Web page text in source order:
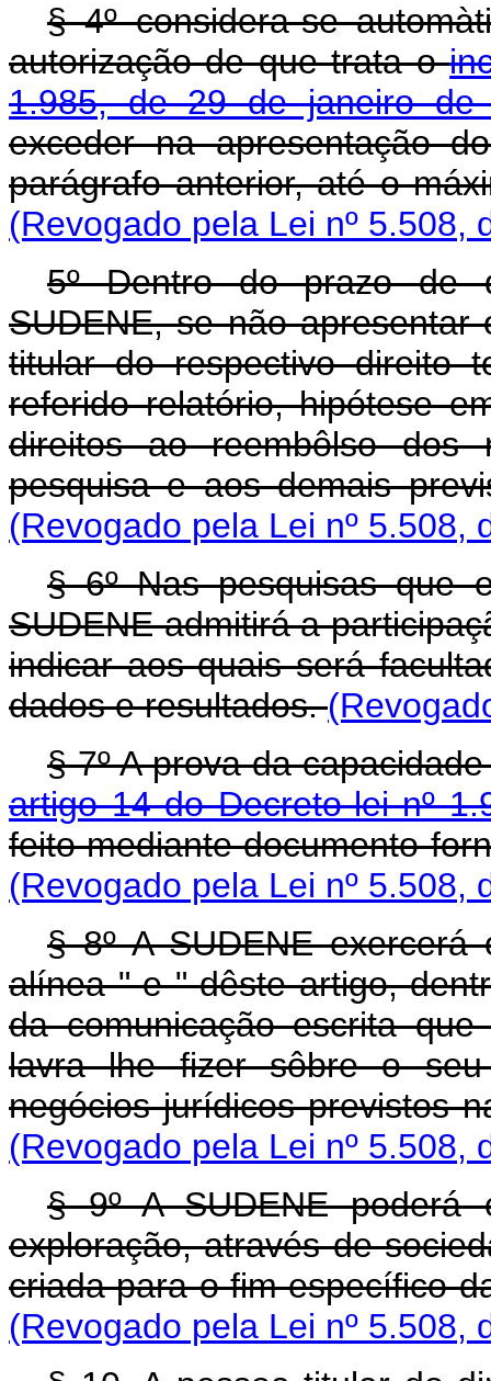
§ 4º considera-se
autorização de que trata o
1.985, de 29 de janeiro de
exceder na apresentação
parágrafo anterior, até o
(Revogado pela Lei nº 5.508,
5º Dentro do prazo de
SUDENE, se não
titular do respectivo direito
referido relatório, hipótese
direitos ao reembôlso dos
pesquisa e aos demais
(Revogado pela Lei nº 5.508,
§ 6º Nas pesquisas que
SUDENE admitirá a
indicar aos quais será
dados e resultados.
§ 7º A prova da
artigo 14 do Decreto-lei nº
feito mediante documento
(Revogado pela Lei nº 5.508,
§ 8º A SUDENE
alínea " e " dêste artigo,
da comunicação escrita
lavra lhe fizer sôbre o
negócios jurídicos previstos
(Revogado pela Lei nº 5.508,
§ 9º A SUDENE poderá
exploração, através de
criada para o fim específico
(Revogado pela Lei nº 5.508,